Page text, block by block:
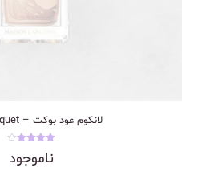
لانکوم عود بوکت – Oud Bouquet
4.00
ناموجود